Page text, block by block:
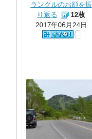
ランクルのお顔を振
り返る
12枚
2017年06月24日